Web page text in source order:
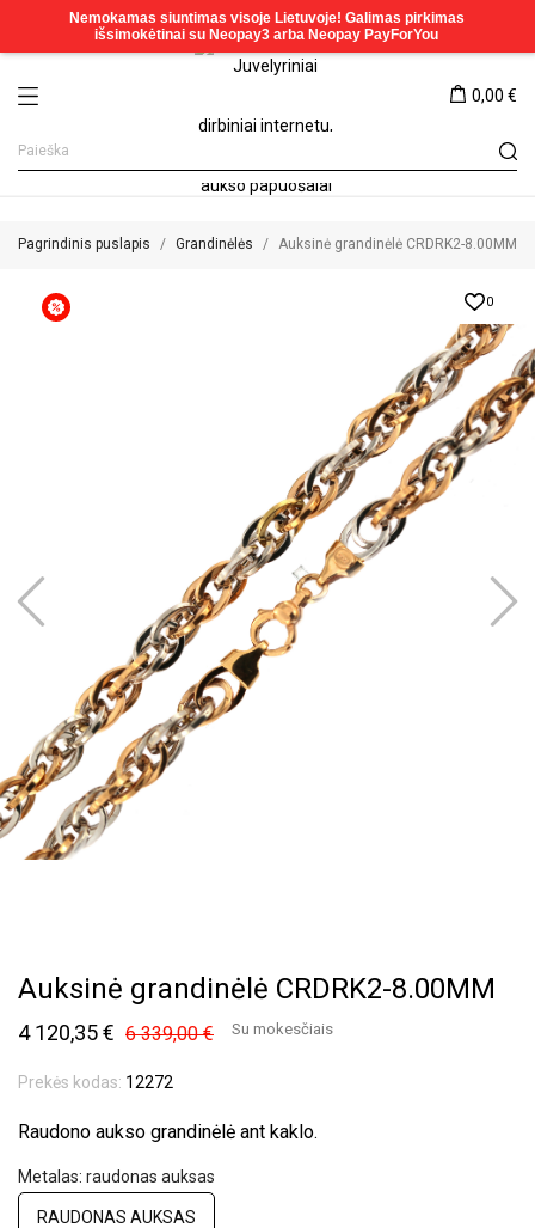
0,00 €
Pagrindinis puslapis Grandinėlės Auksinė grandinėlė CRDRK2-8.00MM
0
Auksinė grandinėlė CRDRK2-8.00MM
4 120,35 € 6 339,00 € Su mokesčiais
Prekės kodas: 12272
Raudono aukso grandinėlė ant kaklo.
Metalas: raudonas auksas
RAUDONAS AUKSAS